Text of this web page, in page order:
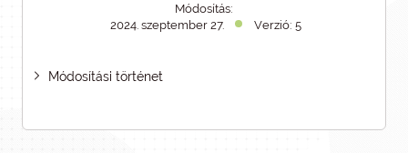
Módosítás:
2024. szeptember 27.
Verzió: 5
Módosítási történet